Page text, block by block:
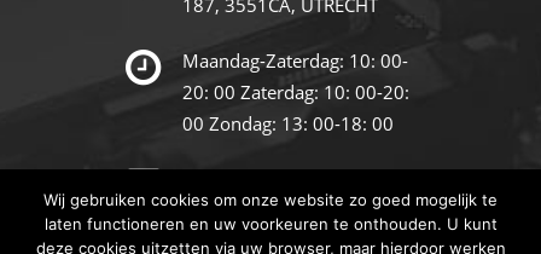
Maandag-Zaterdag: 10: 00-
20: 00 Zaterdag: 10: 00-20:
00 Zondag: 13: 00-18: 00
Wij gebruiken cookies om onze website zo goed mogelijk te
laten functioneren en uw voorkeuren te onthouden. U kunt
deze cookies uitzetten via uw browser, maar hierdoor werken